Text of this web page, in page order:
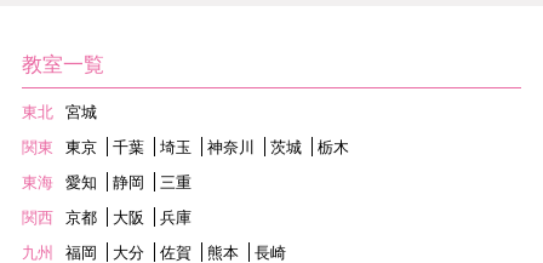
教室一覧
東北
宮城
関東
東京 千葉 埼玉 神奈川 茨城
栃木
東海
愛知 静岡
三重
関西
京都 大阪
兵庫
九州
福岡 大分 佐賀 熊本
長崎